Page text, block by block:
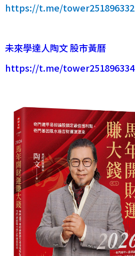
https://t.me/tower251896332
未來學達人陶文 股市黃曆
https://t.me/tower251896334